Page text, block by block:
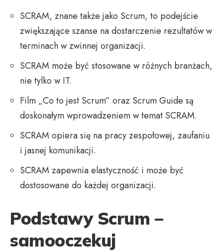
SCRAM, znane także jako Scrum, to podejście
zwiększające szanse na dostarczenie rezultatów w
terminach w zwinnej organizacji.
SCRAM może być stosowane w różnych branżach,
nie tylko w IT.
Film „Co to jest Scrum” oraz Scrum Guide są
doskonałym wprowadzeniem w temat SCRAM.
SCRAM opiera się na pracy zespołowej, zaufaniu
i jasnej komunikacji.
SCRAM zapewnia elastyczność i może być
dostosowane do każdej organizacji.
Podstawy Scrum –
samooczekuj